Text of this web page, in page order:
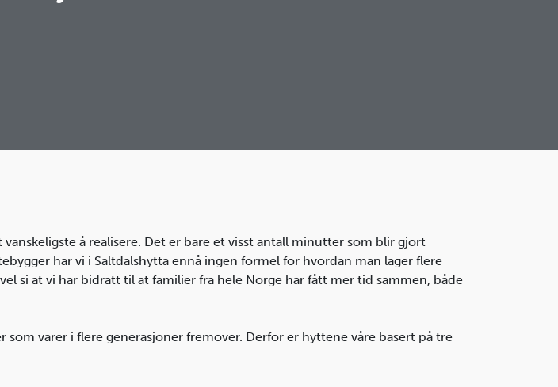
å realisere. Det er bare et visst antall minutter som blir gjort
har vi i Saltdalshytta ennå ingen formel for hvordan man lager flere
si at vi har bidratt til at familier fra hele Norge har fått mer tid sammen, både
varer i flere generasjoner fremover. Derfor er hyttene våre basert på tre